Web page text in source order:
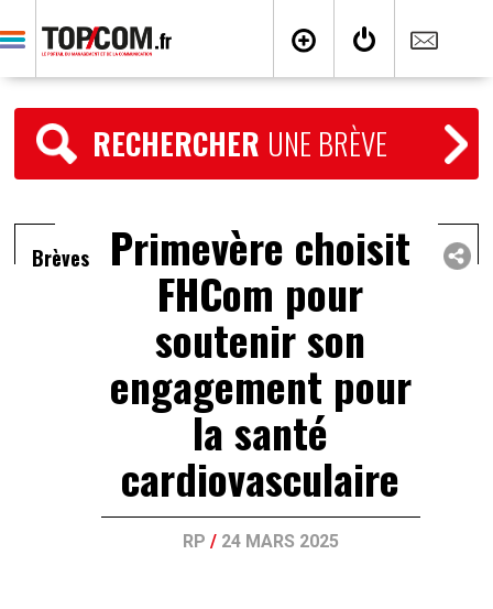
RECHERCHER UNE BRÈVE
Brèves Primevère choisit
FHCom pour
soutenir son
engagement pour
la santé
cardiovasculaire
RP / 24 MARS 2025